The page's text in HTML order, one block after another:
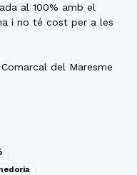
al 100% amb el
i no té cost per a les
del Maresme